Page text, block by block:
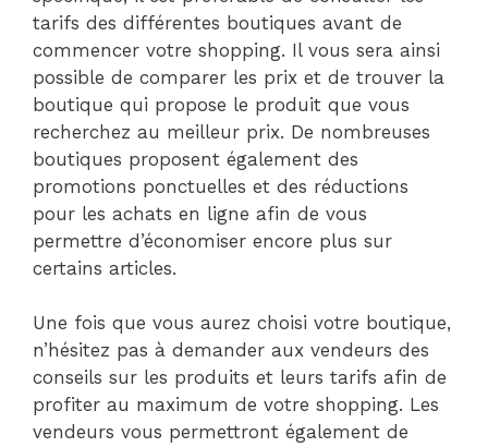
tarifs des différentes boutiques avant de
commencer votre shopping. Il vous sera ainsi
possible de comparer les prix et de trouver la
boutique qui propose le produit que vous
recherchez au meilleur prix. De nombreuses
boutiques proposent également des
promotions ponctuelles et des réductions
pour les achats en ligne afin de vous
permettre d’économiser encore plus sur
certains articles.
Une fois que vous aurez choisi votre boutique,
n’hésitez pas à demander aux vendeurs des
conseils sur les produits et leurs tarifs afin de
profiter au maximum de votre shopping. Les
vendeurs vous permettront également de